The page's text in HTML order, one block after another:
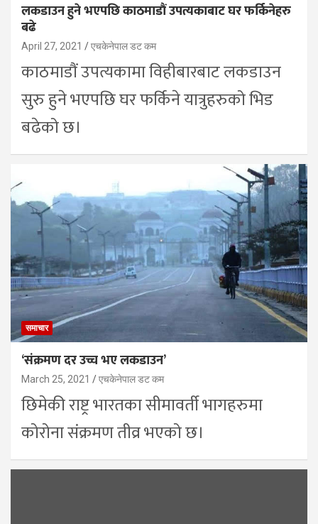
लकडाउन हुने भएपछि काठमाडौं उपत्यकाबाट घर फर्किनेहरु
बढे
April 27, 2021 एचकेनेपाल डट कम
काठमाडौं उपत्यकामा विहीबारबाट लकडाउन
सुरु हुने भएपछि घर फर्किने यात्रुहरुको भिड
बढेको छ।
समाचार
‘संक्रमण दर उच्च भए लकडाउन’
March 25, 2021 एचकेनेपाल डट कम
छिमेकी राष्ट्र भारतका सीमावर्ती भागहरुमा
कोरोना संक्रमण तीव्र भएको छ।